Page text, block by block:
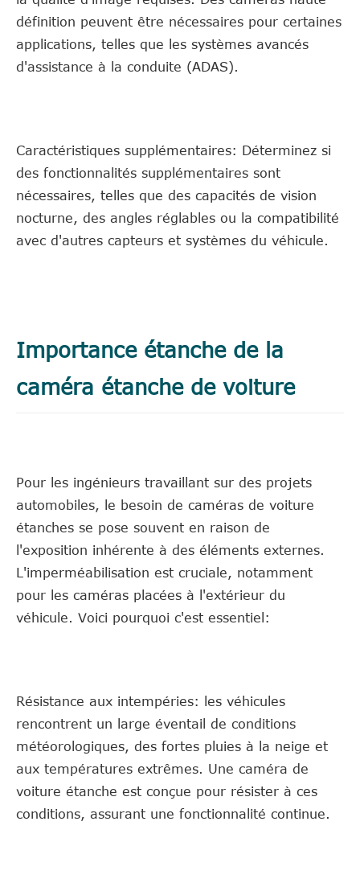
définition peuvent être nécessaires pour certaines
applications, telles que les systèmes avancés
d'assistance à la conduite (ADAS).
Caractéristiques supplémentaires: Déterminez si
des fonctionnalités supplémentaires sont
nécessaires, telles que des capacités de vision
nocturne, des angles réglables ou la compatibilité
avec d'autres capteurs et systèmes du véhicule.
Importance étanche de la
caméra étanche de voiture
Pour les ingénieurs travaillant sur des projets
automobiles, le besoin de caméras de voiture
étanches se pose souvent en raison de
l'exposition inhérente à des éléments externes.
L'imperméabilisation est cruciale, notamment
pour les caméras placées à l'extérieur du
véhicule. Voici pourquoi c'est essentiel:
Résistance aux intempéries: les véhicules
rencontrent un large éventail de conditions
météorologiques, des fortes pluies à la neige et
aux températures extrêmes. Une caméra de
voiture étanche est conçue pour résister à ces
conditions, assurant une fonctionnalité continue.